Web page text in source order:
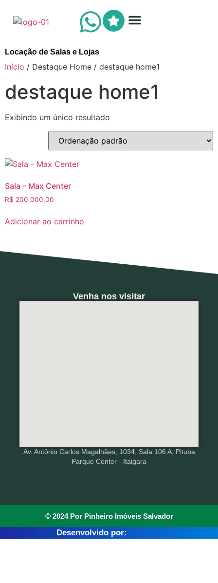
Locação de Salas e Lojas
Início / Destaque Home / destaque home1
destaque home1
Exibindo um único resultado
Sala – Max Center
R$ 200.000,00
Adicionar ao carrinho
Venha nos visitar
Av. Antônio Carlos Magalhães, 1034, Sala 106 A, Pituba
Parque Center - Itaigara
© 2024 Por Pinheiro Imóveis Salvador
Desenvolvido por: